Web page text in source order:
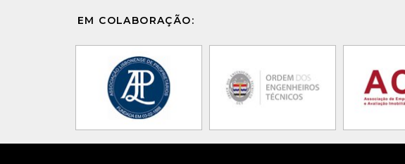
EM COLABORAÇÃO: